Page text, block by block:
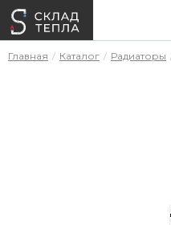
Главная Каталог Радиаторы